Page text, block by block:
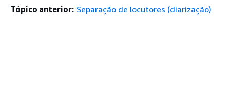
Tópico anterior: Separação de locutores (diarização)